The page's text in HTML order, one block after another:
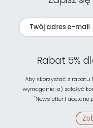
Rabat 5%
Aby skorzystać z rabatu
wymagania: a) założyć
"Newsletter